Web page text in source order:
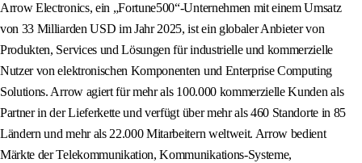
Arrow Electronics, ein „Fortune500“-Unternehmen mit einem Umsatz
von 33 Milliarden USD im Jahr 2025, ist ein globaler Anbieter von
Produkten, Services und Lösungen für industrielle und kommerzielle
Nutzer von elektronischen Komponenten und Enterprise Computing
Solutions. Arrow agiert für mehr als 100.000 kommerzielle Kunden als
Partner in der Lieferkette und verfügt über mehr als 460 Standorte in 85
Ländern und mehr als 22.000 Mitarbeitern weltweit. Arrow bedient
Märkte der Telekommunikation, Kommunikations-Systeme,